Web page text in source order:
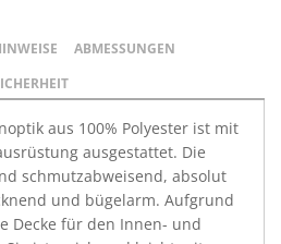
ABMESSUNGEN
aus 100% Polyester ist mit
ausgestattet. Die
schmutzabweisend, absolut
und bügelarm. Aufgrund
Decke für den Innen- und